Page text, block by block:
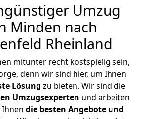
Umzug
Minden nach
Rheinland
mitunter recht kostspielig sein,
denn wir sind hier, um Ihnen
Lösung zu bieten. Wir sind die
Umzugsexperten und arbeiten
die besten Angebote und